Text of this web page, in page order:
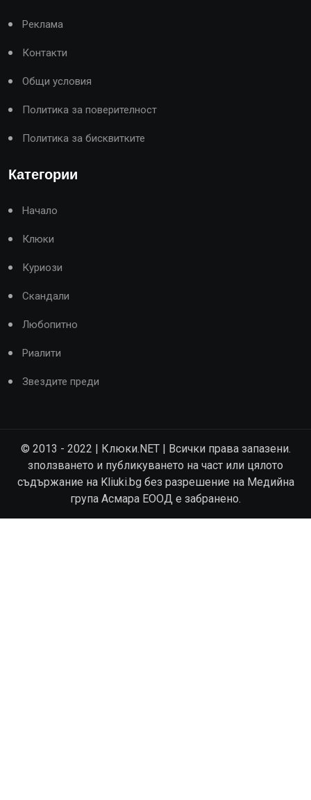
Реклама
Контакти
Общи условия
Политика за поверителност
Политика за бисквитките
Категории
Начало
Клюки
Куриози
Скандали
Любопитно
Риалити
Звездите преди
© 2013 - 2022 | Клюки.NET | Всички права запазени.
зползването и публикуването на част или цялото
съдържание на Kliuki.bg без разрешение на Медийна
група Асмара ЕООД е забранено.